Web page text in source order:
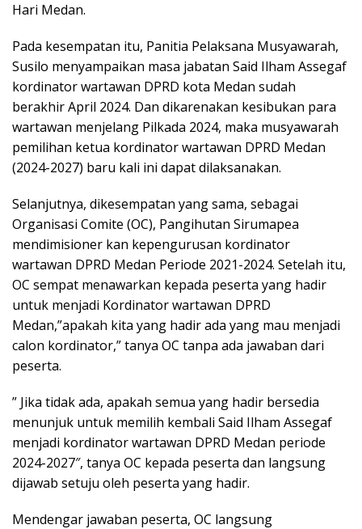
Hari Medan.
Pada kesempatan itu, Panitia Pelaksana Musyawarah,
Susilo menyampaikan masa jabatan Said Ilham Assegaf
kordinator wartawan DPRD kota Medan sudah
berakhir April 2024. Dan dikarenakan kesibukan para
wartawan menjelang Pilkada 2024, maka musyawarah
pemilihan ketua kordinator wartawan DPRD Medan
(2024-2027) baru kali ini dapat dilaksanakan.
Selanjutnya, dikesempatan yang sama, sebagai
Organisasi Comite (OC), Pangihutan Sirumapea
mendimisioner kan kepengurusan kordinator
wartawan DPRD Medan Periode 2021-2024. Setelah itu,
OC sempat menawarkan kepada peserta yang hadir
untuk menjadi Kordinator wartawan DPRD
Medan,”apakah kita yang hadir ada yang mau menjadi
calon kordinator,” tanya OC tanpa ada jawaban dari
peserta.
” Jika tidak ada, apakah semua yang hadir bersedia
menunjuk untuk memilih kembali Said Ilham Assegaf
menjadi kordinator wartawan DPRD Medan periode
2024-2027″, tanya OC kepada peserta dan langsung
dijawab setuju oleh peserta yang hadir.
Mendengar jawaban peserta, OC langsung